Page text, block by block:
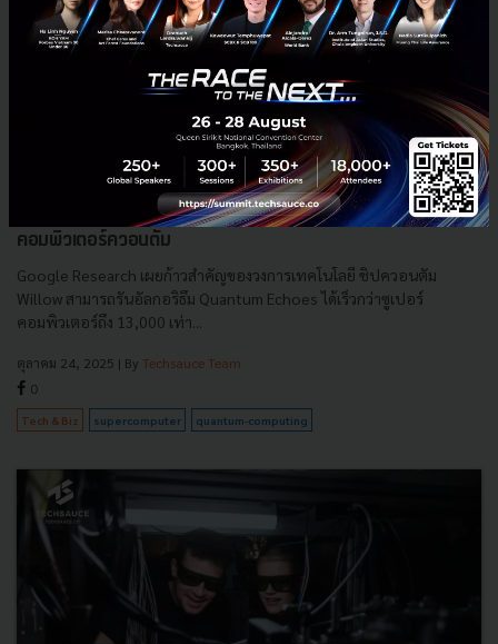
Quantum Echoes เมื่อ Google ก้าวสู่ยุคจริงของ
คอมพิวเตอร์ควอนตัม
Google Research เผยก้าวสำคัญของวงการเทคโนโลยี ชิปควอนตัม
Willow สามารถรันอัลกอริธึม Quantum Echoes ได้เร็วกว่าซูเปอร์
คอมพิวเตอร์ถึง 13,000 เท่า...
ตุลาคม 24, 2025 | By Techsauce Team
0
Tech & Biz supercomputer quantum-computing